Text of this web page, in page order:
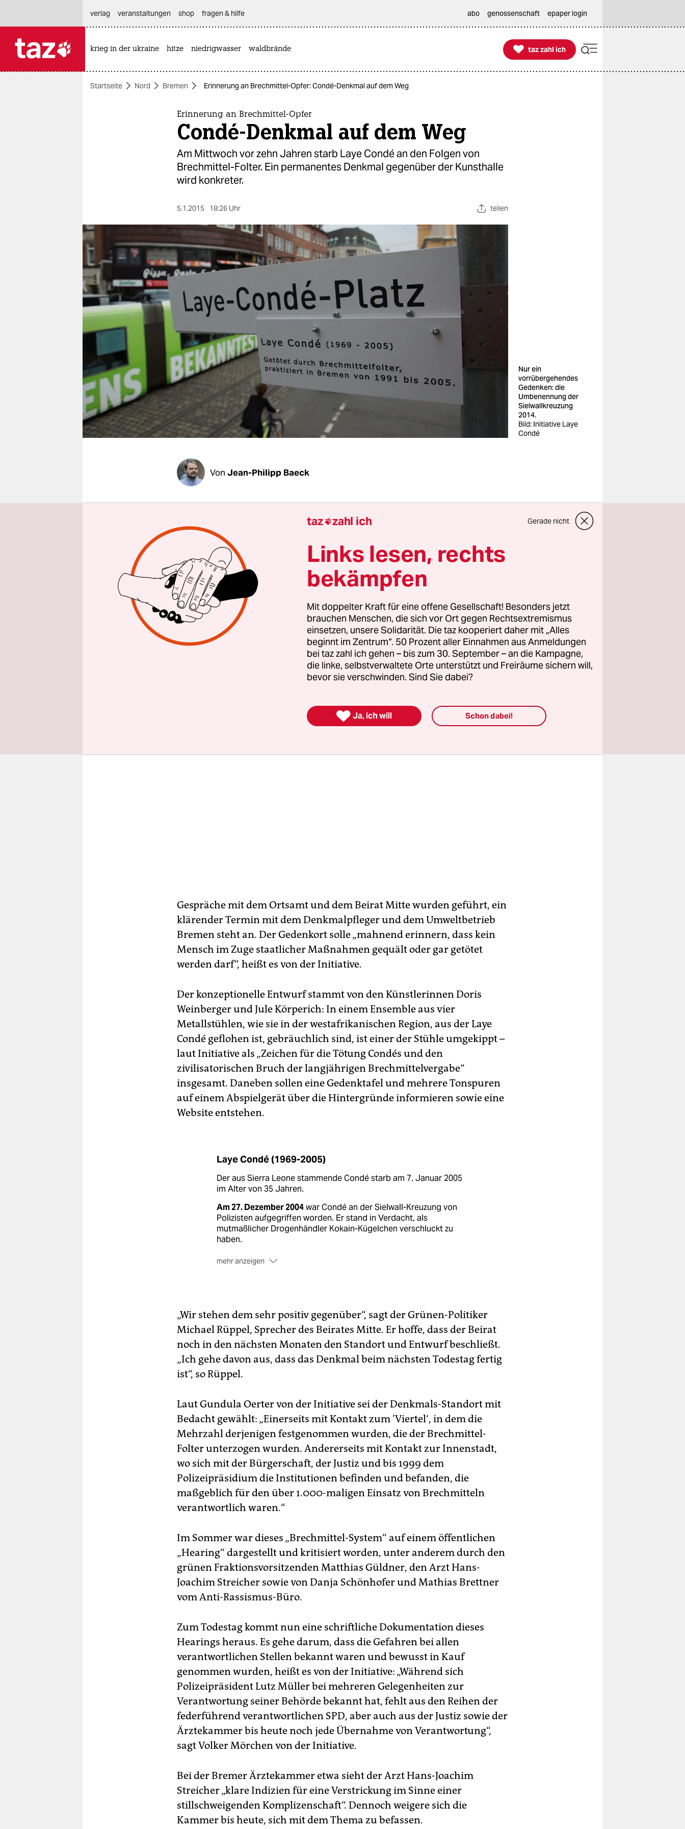
themen
berlin
nord
wahrheit
verlag
verlag
veranstaltungen
shop
fragen & hilfe
unterstützen
abo
genossenschaft
verlag
veranstaltungen shop fragen & hilfe abo genossenschaft epaper login
krieg in der ukraine hitze niedrigwasser waldbrände 
taz zahl ich
taz zahl ich
Startseite Nord Bremen Erinnerung an Brechmittel-Opfer: Condé-Denkmal auf dem Weg
Erinnerung an Brechmittel-Opfer
Condé-Denkmal auf dem Weg
Am Mittwoch vor zehn Jahren starb Laye Condé an den Folgen von
Brechmittel-Folter. Ein permanentes Denkmal gegenüber der Kunsthalle
wird konkreter.
5.1.2015 18:26 Uhr teilen
Nur ein
vorrübergehendes
Gedenken: die
Umbenennung der
Sielwallkreuzung
2014.
Bild: Initiative Laye
Condé
Von Jean-Philipp Baeck
Zum zehnten Todestag von Laye Condé werden die Planungen für ein
permanentes Denkmal immer konkreter. Am 7. Januar 2005 war der
aus Sierra Leone stammenden Condé an der Zwangsvergabe von
Brechmitteln in Polizeigewahrsam gestorben, an einer Folter, die
jahrelang in Bremen politisch gewollt und von der Justiz als legitim
angesehen wurde.
Während AktivistInnen um die „Initiative in Gedenken an Laye-Alama
Condé“ in den vergangenen Jahren am Todestag immer ein
provisorisches Denkmal an der Sielwallkreuzung aufstellten, soll am
Mittwoch eine Aktion gegenüber der Kunsthalle stattfinden: Am Rande
der Wallanlagen ist hier der Standort für einen festen Gedenkort
Gespräche mit dem Ortsamt und dem Beirat Mitte wurden geführt, ein
klärender Termin mit dem Denkmalpfleger und dem Umweltbetrieb
Bremen steht an. Der Gedenkort solle „mahnend erinnern, dass kein
Mensch im Zuge staatlicher Maßnahmen gequält oder gar getötet
werden darf“, heißt es von der Initiative.
Der konzeptionelle Entwurf stammt von den Künstlerinnen Doris
Weinberger und Jule Körperich: In einem Ensemble aus vier
Metallstühlen, wie sie in der westafrikanischen Region, aus der Laye
Condé geflohen ist, gebräuchlich sind, ist einer der Stühle umgekippt –
laut Initiative als „Zeichen für die Tötung Condés und den
zivilisatorischen Bruch der langjährigen Brechmittelvergabe“
insgesamt. Daneben sollen eine Gedenktafel und mehrere Tonspuren
auf einem Abspielgerät über die Hintergründe informieren sowie eine
Website entstehen.
Laye Condé (1969-2005)
Der aus Sierra Leone stammende Condé starb am 7. Januar 2005
im Alter von 35 Jahren.
Am 27. Dezember 2004war Condé an der Sielwall-Kreuzung von
Polizisten aufgegriffen worden. Er stand in Verdacht, als
mutmaßlicher Drogenhändler Kokain-Kügelchen verschluckt zu
haben.
mehr anzeigen
Bis 2004 wurdenso vermutlich viele hundert Male hauptsächlich
Menschen mit schwarzer Hautfarbe gefoltert.
„Wir stehen dem sehr positiv gegenüber“, sagt der Grünen-Politiker
Michael Rüppel, Sprecher des Beirates Mitte. Er hoffe, dass der Beirat
noch in den nächsten Monaten den Standort und Entwurf beschließt.
„Ich gehe davon aus, dass das Denkmal beim nächsten Todestag fertig
ist“, so Rüppel.
Laut Gundula Oerter von der Initiative sei der Denkmals-Standort mit
Bedacht gewählt: „Einerseits mit Kontakt zum ’Viertel‘, in dem die
Mehrzahl derjenigen festgenommen wurden, die der Brechmittel-
Folter unterzogen wurden. Andererseits mit Kontakt zur Innenstadt,
wo sich mit der Bürgerschaft, der Justiz und bis 1999 dem
Polizeipräsidium die Institutionen befinden und befanden, die
maßgeblich für den über 1.000-maligen Einsatz von Brechmitteln
verantwortlich waren.“
Im Sommer war dieses „Brechmittel-System“ auf einem öffentlichen
„Hearing“ dargestellt und kritisiert worden, unter anderem durch den
grünen Fraktionsvorsitzenden Matthias Güldner, den Arzt Hans-
Joachim Streicher sowie von Danja Schönhofer und Mathias Brettner
vom Anti-Rassismus-Büro.
Zum Todestag kommt nun eine schriftliche Dokumentation dieses
Hearings heraus. Es gehe darum, dass die Gefahren bei allen
verantwortlichen Stellen bekannt waren und bewusst in Kauf
genommen wurden, heißt es von der Initiative: „Während sich
Polizeipräsident Lutz Müller bei mehreren Gelegenheiten zur
Verantwortung seiner Behörde bekannt hat, fehlt aus den Reihen der
federführend verantwortlichen SPD, aber auch aus der Justiz sowie der
Ärztekammer bis heute noch jede Übernahme von Verantwortung“,
sagt Volker Mörchen von der Initiative.
Bei der Bremer Ärztekammer etwa sieht der Arzt Hans-Joachim
Streicher „klare Indizien für eine Verstrickung im Sinne einer
stillschweigenden Komplizenschaft“. Dennoch weigere sich die
Kammer bis heute, sich mit dem Thema zu befassen.
taz zahl ich Gerade nicht
Links lesen, rechts
bekämpfen
Mit doppelter Kraft für eine offene Gesellschaft! Besonders jetzt
brauchen Menschen, die sich vor Ort gegen Rechtsextremismus
einsetzen, unsere Solidarität. Die taz kooperiert daher mit „Alles
beginnt im Zentrum“. 50 Prozent aller Einnahmen aus Anmeldungen
bei taz zahl ich gehen – bis zum 30. September – an die Kampagne,
die linke, selbstverwaltete Orte unterstützt und Freiräume sichern will,
bevor sie verschwinden. Sind Sie dabei?
 Ja, ich will Schon dabei!